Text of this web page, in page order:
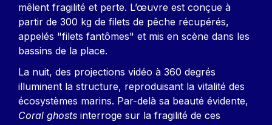
mêlent fragilité et perte. L’œuvre est conçue à
partir de 300 kg de filets de pêche récupérés,
appelés "filets fantômes" et mis en scène dans les
bassins de la place.
La nuit, des projections vidéo à 360 degrés
illuminent la structure, reproduisant la vitalité des
écosystèmes marins. Par-delà sa beauté évidente,
Coral ghosts interroge sur la fragilité de ces